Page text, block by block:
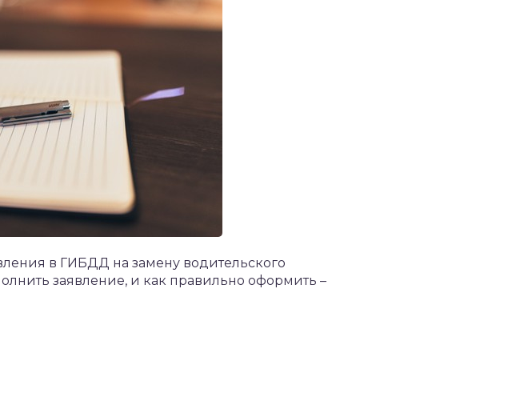
в ГИБДД на замену водительского
заявление, и как правильно оформить –